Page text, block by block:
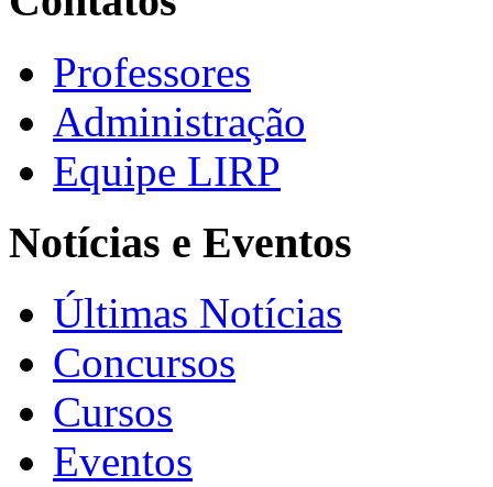
Professores
Administração
Equipe LIRP
Notícias e Eventos
Últimas Notícias
Concursos
Cursos
Eventos